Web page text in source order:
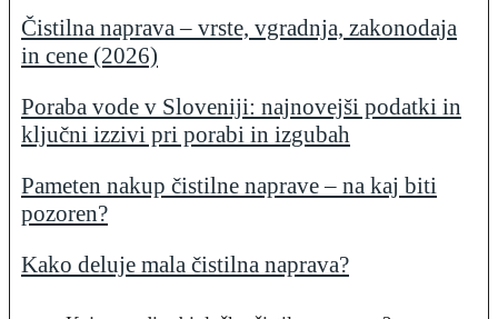
Čistilna naprava – vrste, vgradnja, zakonodaja
in cene (2026)
Poraba vode v Sloveniji: najnovejši podatki in
ključni izzivi pri porabi in izgubah
Pameten nakup čistilne naprave – na kaj biti
pozoren?
Kako deluje mala čistilna naprava?